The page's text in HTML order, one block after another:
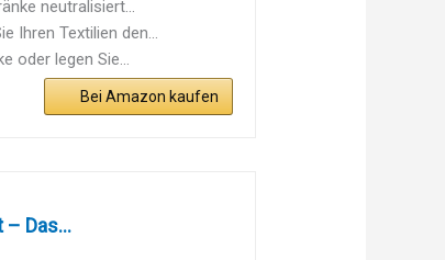
neutralisiert...
Ihren Textilien den...
oder legen Sie...
Bei Amazon kaufen
Das...